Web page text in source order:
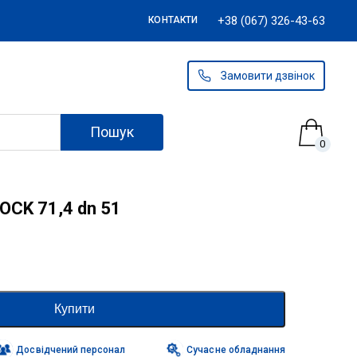
КОНТАКТИ +38 (067) 326-43-63
Замовити дзвінок
Пошук
0
71,4 dn 51
Купити
Досвідчений персонал Сучасне обладнання